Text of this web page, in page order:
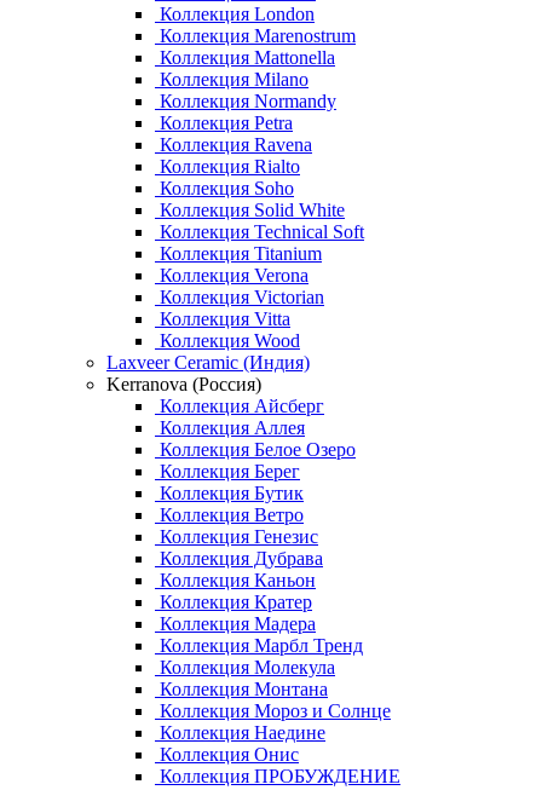
Коллекция London
Коллекция Marenostrum
Коллекция Mattonella
Коллекция Milano
Коллекция Normandy
Коллекция Petra
Коллекция Ravena
Коллекция Rialto
Коллекция Soho
Коллекция Solid White
Коллекция Technical Soft
Коллекция Titanium
Коллекция Verona
Коллекция Victorian
Коллекция Vitta
Коллекция Wood
Laxveer Ceramic (Индия)
Kerranova (Россия)
Коллекция Айсберг
Коллекция Аллея
Коллекция Белое Озеро
Коллекция Берег
Коллекция Бутик
Коллекция Ветро
Коллекция Генезис
Коллекция Дубрава
Коллекция Каньон
Коллекция Кратер
Коллекция Мадера
Коллекция Марбл Тренд
Коллекция Молекула
Коллекция Монтана
Коллекция Мороз и Солнце
Коллекция Наедине
Коллекция Онис
Коллекция ПРОБУЖДЕНИЕ